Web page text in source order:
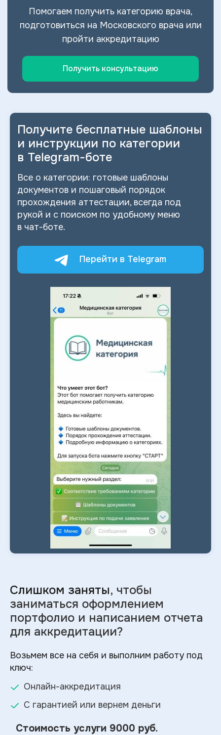
Помогаем получить категорию врача,
подготовиться на Московского врача или
пройти аккредитацию
Получить консультацию
Получите бесплатные шаблоны
и инструкции по категории
в Telegram-боте
Все о категории: готовые шаблоны
документов и пошаговый порядок
прохождения аттестации, всегда под
рукой и с поиском по удобному меню
в чат-боте.
Перейти в Telegram
Слишком заняты, чтобы
заниматься оформлением
портфолио и написанием отчета
для аккредитации?
Возьмем все на себя и выполним работу под
ключ:
Онлайн-аккредитация
С гарантией или вернем деньги
Стоимость услуги 9000 руб.